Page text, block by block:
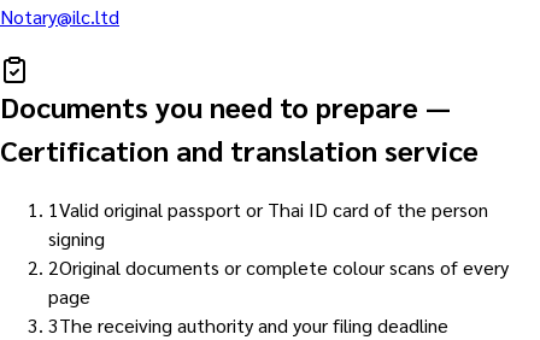
Notary@ilc.ltd
Documents you need to prepare —
Certification and translation service
1Valid original passport or Thai ID card of the person
signing
2Original documents or complete colour scans of every
page
3The receiving authority and your filing deadline